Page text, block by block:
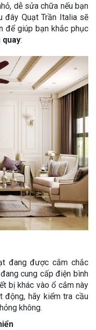
dễ sửa chữa nếu bạn
đây Quạt Trần Italia sẽ
để giúp bạn khắc phục
quay:
đang được cắm chắc
cung cấp điện bình
bị khác vào ổ cắm này
động, hãy kiểm tra cầu
không.